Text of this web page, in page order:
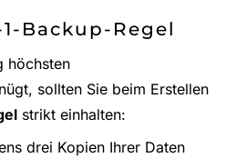
Backup-Regel
höchsten
sollten Sie beim Erstellen
strikt einhalten:
drei Kopien Ihrer Daten